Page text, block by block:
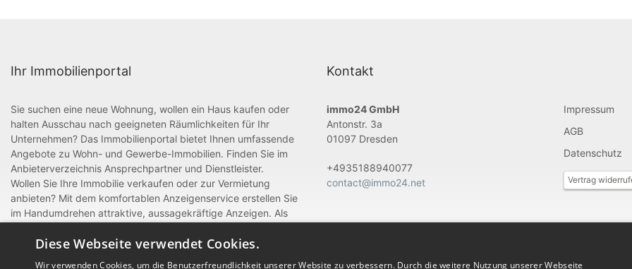
Ihr Immobilienportal
Sie suchen eine neue Wohnung, wollen ein Haus kaufen oder
halten Ausschau nach geeigneten Räumlichkeiten für Ihr
Unternehmen? Das Immobilienportal bietet Ihnen umfassende
Angebote zu Wohn- und Gewerbe-Immobilien. Finden Sie im
Anbieterverzeichnis Ansprechpartner und Dienstleister.
Wollen Sie Ihre Immobilie verkaufen oder zur Vermietung
anbieten? Mit dem komfortablen Anzeigenservice erstellen Sie
im Handumdrehen attraktive, aussagekräftige Anzeigen. Als
Handwerk können Sie sich zudem mit einem Eintrag im
Kontakt
immo24 GmbH
Antonstr. 3a
01097 Dresden
+4935188940077
contact@immo24.net
Impressum
AGB
Datenschutz
Vertrag
Diese Webseite verwendet Cookies.
Wir verwenden Cookies, um die Benutzerfreundlichkeit unserer Website zu verbessern. Durch die weitere Nutzung unserer Webseite